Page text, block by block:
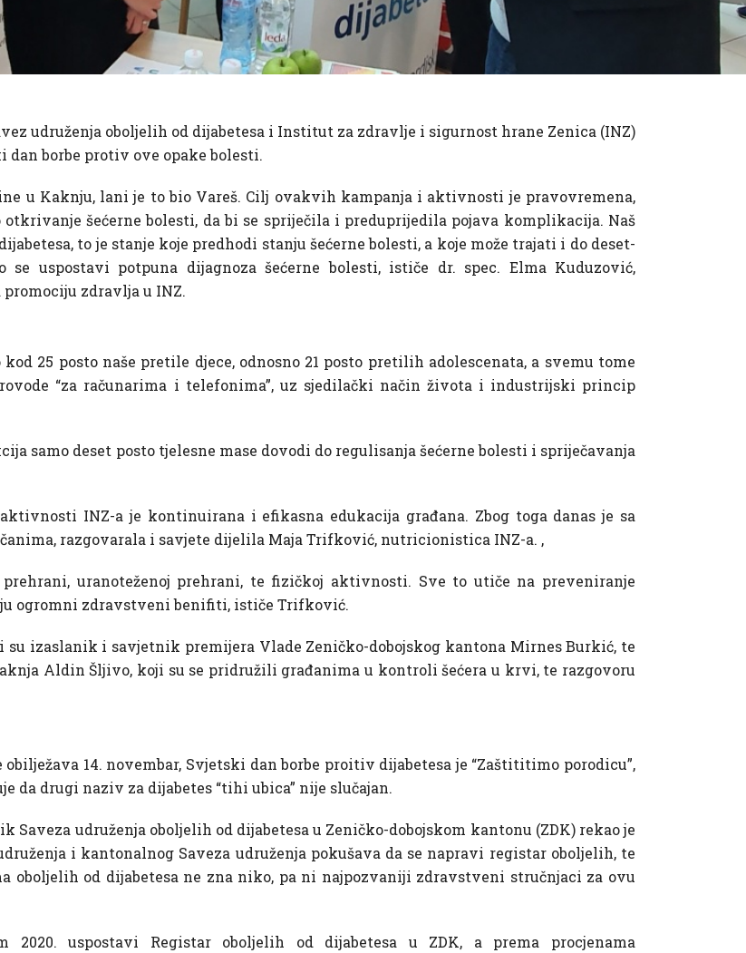
udruženja oboljelih od dijabetesa i Institut za zdravlje i sigurnost hrane Zenica (INZ)
dan borbe protiv ove opake bolesti.
u Kaknju, lani je to bio Vareš. Cilj ovakvih kampanja i aktivnosti je pravovremena,
šećerne bolesti, da bi se spriječila i preduprijedila pojava komplikacija. Naš
to je stanje koje predhodi stanju šećerne bolesti, a koje može trajati i do deset-
se uspostavi potpuna dijagnoza šećerne bolesti, ističe dr. spec. Elma Kuduzović,
zdravlja u INZ.
25 posto naše pretile djece, odnosno 21 posto pretilih adolescenata, a svemu tome
“za računarima i telefonima”, uz sjedilački način života i industrijski princip
samo deset posto tjelesne mase dovodi do regulisanja šećerne bolesti i spriječavanja
INZ-a je kontinuirana i efikasna edukacija građana. Zbog toga danas je sa
razgovarala i savjete dijelila Maja Trifković, nutricionistica INZ-a. ,
uranoteženoj prehrani, te fizičkoj aktivnosti. Sve to utiče na preveniranje
ogromni zdravstveni benifiti, ističe Trifković.
izaslanik i savjetnik premijera Vlade Zeničko-dobojskog kantona Mirnes Burkić, te
Aldin Šljivo, koji su se pridružili građanima u kontroli šećera u krvi, te razgovoru
14. novembar, Svjetski dan borbe proitiv dijabetesa je “Zaštititimo porodicu”,
da drugi naziv za dijabetes “tihi ubica” nije slučajan.
Saveza udruženja oboljelih od dijabetesa u Zeničko-dobojskom kantonu (ZDK) rekao je
i kantonalnog Saveza udruženja pokušava da se napravi registar oboljelih, te
oboljelih od dijabetesa ne zna niko, pa ni najpozvaniji zdravstveni stručnjaci za ovu
2020. uspostavi Registar oboljelih od dijabetesa u ZDK, a prema procjenama